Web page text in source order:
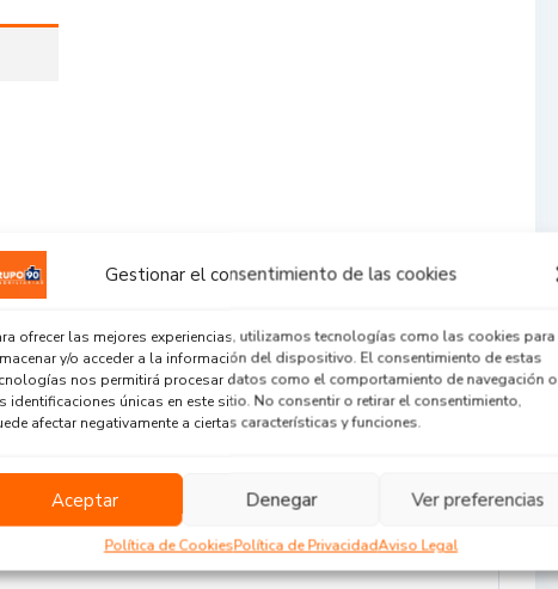
Gestionar el consentimiento de las cookies
ofrecer las mejores experiencias, utilizamos tecnologías como las cookies para
y/o acceder a la información del dispositivo. El consentimiento de estas
nos permitirá procesar datos como el comportamiento de navegación o
identificaciones únicas en este sitio. No consentir o retirar el consentimiento,
afectar negativamente a ciertas características y funciones.
Aceptar Denegar Ver preferencias
Política de CookiesPolítica de PrivacidadAviso Legal